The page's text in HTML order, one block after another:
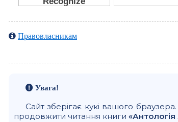
Правовласникам
Увага!
Сайт зберігає кукі вашого
продовжити читання книги «Антологія